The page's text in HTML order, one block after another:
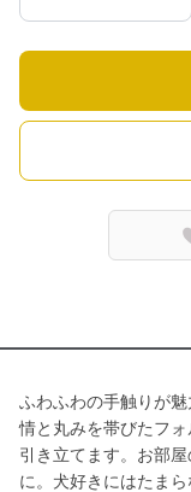
ふわふわの手触りが
情と丸みを帯びたフ
引き立てます。お部
に。犬好きにはたま